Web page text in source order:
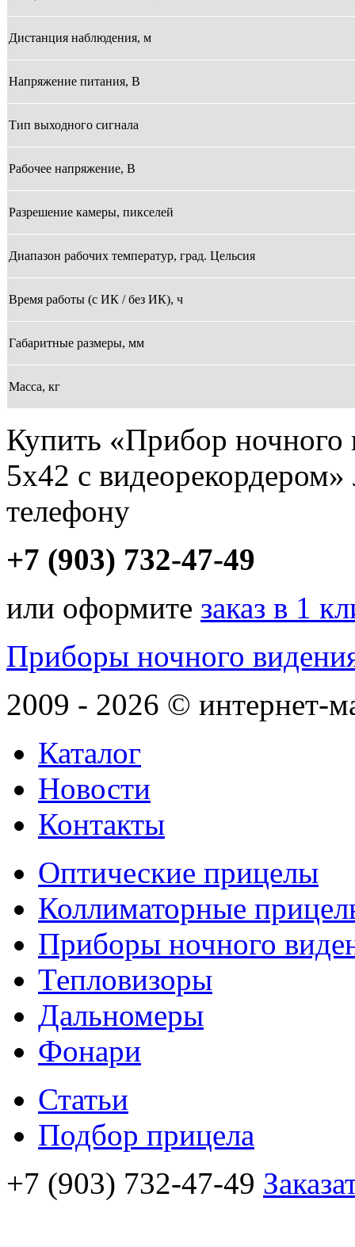
Дистанция наблюдения, м
Напряжение питания, В
Тип выходного сигнала
Рабочее напряжение, В
Разрешение камеры, пикселей
Диапазон рабочих температур, град. Цельсия
Время работы (с ИК / без ИК), ч
Габаритные размеры, мм
Масса, кг
Купить «Прибор
5x42 с
телефону
+7 (903) 732-47-49
или оформите заказ в 1
Приборы ночного
2009 - 2026 © интернет-
Каталог
Новости
Контакты
Оптические прицелы
Коллиматорные
Приборы ночного
Тепловизоры
Дальномеры
Фонари
Статьи
Подбор прицела
+7 (903) 732-47-49